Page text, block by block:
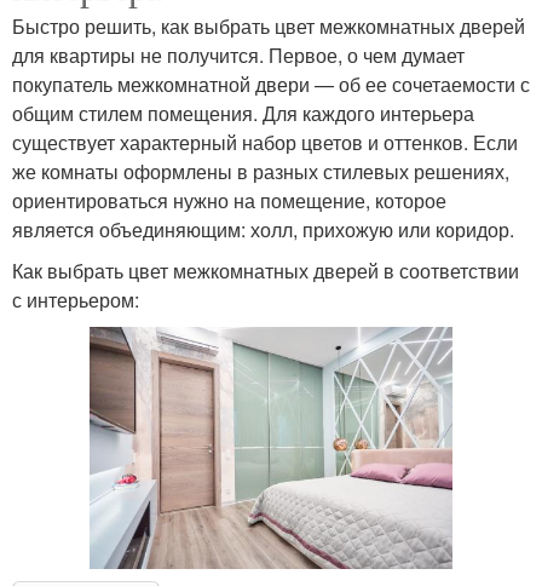
Быстро решить, как выбрать цвет межкомнатных дверей
для квартиры не получится. Первое, о чем думает
покупатель межкомнатной двери — об ее сочетаемости с
общим стилем помещения. Для каждого интерьера
существует характерный набор цветов и оттенков. Если
же комнаты оформлены в разных стилевых решениях,
ориентироваться нужно на помещение, которое
является объединяющим: холл, прихожую или коридор.
Как выбрать цвет межкомнатных дверей в соответствии
с интерьером: